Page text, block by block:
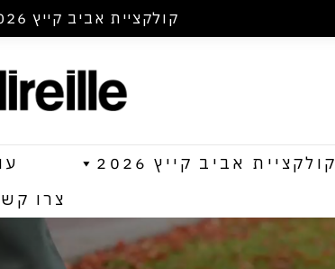
קולקציית אביב קייץ 2026 עכשיו בחנות!
קולקציית אביב קייץ 2026
צרו